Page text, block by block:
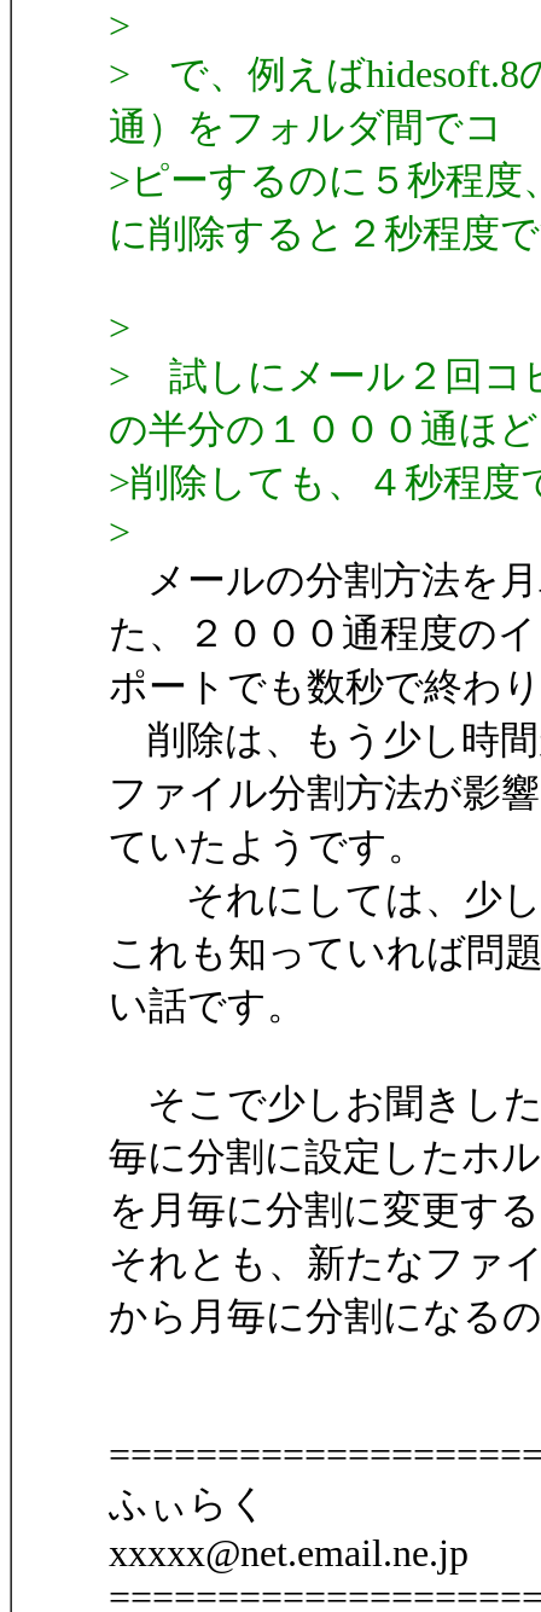
>
> で、例えばhidesoft.8
通）をフォルダ間でコ
>ピーするのに５秒程
に削除すると２秒程度
>
> 試しにメール２回コ
の半分の１０００通ほ
>削除しても、４秒程度
>
メールの分割方法を
た、２０００通程度の
ポートでも数秒で終わ
削除は、もう少し時
ファイル分割方法が影
ていたようです。
それにしては、少し
これも知っていれば問
い話です。
そこで少しお聞きし
毎に分割に設定したホ
を月毎に分割に変更す
それとも、新たなファ
から月毎に分割になる
ふぃらく
xxxxx@net.email.ne.jp